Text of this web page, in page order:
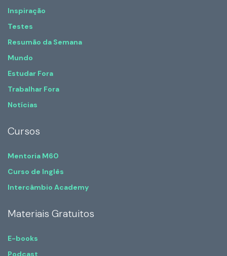
Inspiração
Testes
Resumão da Semana
Mundo
Estudar Fora
Trabalhar Fora
Notícias
Cursos
Mentoria M60
Curso de Inglês
Intercâmbio Academy
Materiais Gratuitos
E-books
Podcast